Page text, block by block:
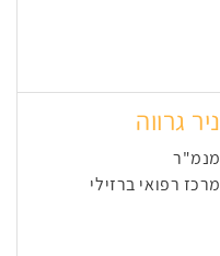
ניר גרווה
מנמ"ר
מרכז רפואי ברזילי